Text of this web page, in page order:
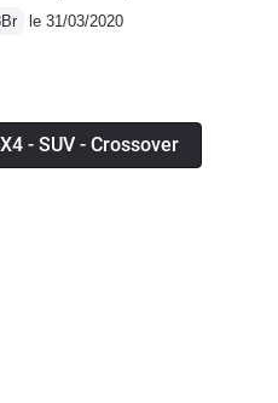
le 31/03/2020
- SUV - Crossover